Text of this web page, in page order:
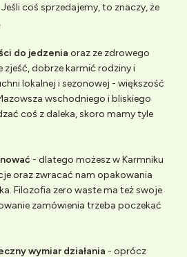
coś sprzedajemy, to znaczy, że
do jedzenia oraz ze zdrowego
zjeść, dobrze karmić rodziny i
lokalnej i sezonowej - większość
wschodniego i bliskiego
coś z daleka, skoro mamy tyle
- dlatego możesz w Karmniku
oraz zwracać nam opakowania
Filozofia zero waste ma też swoje
zamówienia trzeba poczekać
wymiar działania - oprócz